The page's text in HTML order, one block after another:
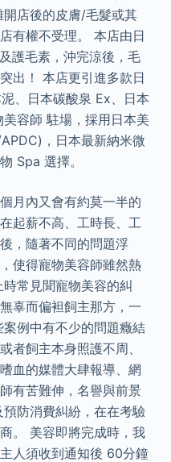
店後的皮膚/毛髮或其
有權不受理。 本店由日
護毛素，沖完涼後，毛
出！ 本店更引進多款日
、日本碳酸泉 Ex、日本
容師 駐場，採用日本美
，日本最新納米微
Spa 選擇。
月內又會有約莫一半的
起薪不高、工時長、工
，隨著不同的問題浮
使得寵物美容師雖然熱
常見聞寵物美容的糾
辜而偏袒飼主那方，一
例中有不少的問題癥結
者飼主本身照護不周、
血的媒體大肆報導、網
有苦難伸，名譽與前景
防消費糾紛，在在考驗
。 美容即將完成時，我
人須收到通知後 60分鐘